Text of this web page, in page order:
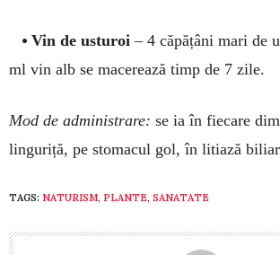
• Vin de us­turoi – 4 căpă­țâni mari de
ml vin alb se mace­rează timp de 7 zile.
Mod de administrare: se ia în fie­ca­re
lingu­riță, pe sto­ma­cul gol, în litiază
TAGS: NATURISM, PLANTE, SANATATE